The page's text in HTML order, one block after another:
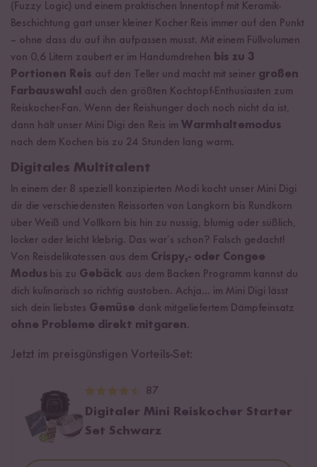
(Fuzzy Logic) und einem praktischen Innentopf mit Keramik-
Beschichtung gart unser kleiner Kocher Reis immer auf den Punkt
– ohne dass du auf ihn aufpassen musst. Mit einem Füllvolumen
von 0,6 Litern zaubert er im Handumdrehen bis zu 3
Portionen Reis auf den Teller und macht mit seiner großen
Farbauswahl auch den größten Kochtopf-Enthusiasten zum
Reiskocher-Fan. Wenn der Reishunger doch noch nicht da ist,
dann hält unser Mini Digi den Reis im Warmhaltemodus
nach dem Kochen bis zu 24 Stunden lang warm.
Digitales Multitalent
In einem der 8 speziell konzipierten Modi kocht unser Mini Digi
dir die verschiedensten Reissorten von Langkorn bis Rundkorn
über Weiß und Vollkorn bis hin zu nussig, blumig oder süßlich,
locker oder leicht klebrig. Das war’s schon? Falsch gedacht!
Von Reisdelikatessen aus dem Crispy,- oder Congee
Modus bis zu Gebäck aus dem Backen Programm kannst du
dich kulinarisch so richtig austoben. Achja… im Mini Digi lässt
sich dein liebstes Gemüse dank mitgeliefertem Dämpfeinsatz
ohne Probleme direkt mitgaren.
Jetzt im preisgünstigen Vorteils-Set:
87
Digitaler Mini Reiskocher Starter
Set Schwarz